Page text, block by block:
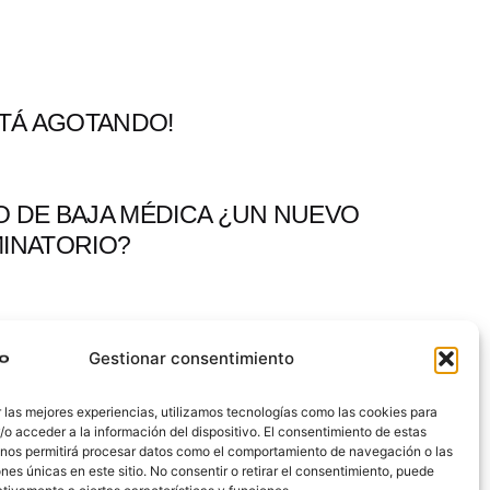
Gestionar consentimiento
las mejores experiencias, utilizamos tecnologías como las cookies para
o acceder a la información del dispositivo. El consentimiento de estas
permitirá procesar datos como el comportamiento de navegación o las
únicas en este sitio. No consentir o retirar el consentimiento, puede
AGOTANDO!
DE BAJA MÉDICA ¿UN NUEVO